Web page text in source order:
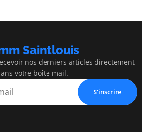
Saintlouis
nos derniers articles directement
votre boîte mail.
S'inscrire